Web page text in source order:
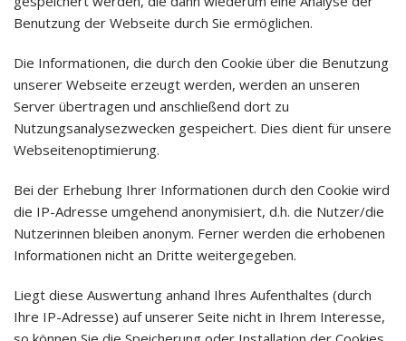
Benutzung der Webseite durch Sie ermöglichen.
Die Informationen, die durch den Cookie über die Benutzung
unserer Webseite erzeugt werden, werden an unseren
Server übertragen und anschließend dort zu
Nutzungsanalysezwecken gespeichert. Dies dient für unsere
Webseitenoptimierung.
Bei der Erhebung Ihrer Informationen durch den Cookie wird
die IP-Adresse umgehend anonymisiert, d.h. die Nutzer/die
Nutzerinnen bleiben anonym. Ferner werden die erhobenen
Informationen nicht an Dritte weitergegeben.
Liegt diese Auswertung anhand Ihres Aufenthaltes (durch
Ihre IP-Adresse) auf unserer Seite nicht in Ihrem Interesse,